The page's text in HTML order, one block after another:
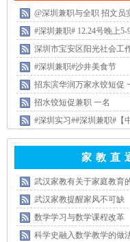
@深圳兼职与全职 招文员
#深圳兼职# 12.24号晚上5-
深圳市宝安区阳光社会工
#深圳兼职#沙井美食节
招东滨华润万家水饺短促
招水饺短促兼职 一名
#深圳实习##深圳兼职#【
家 教 直
武汉家教有关于家庭教育
武汉家教提醒家风不可缺
数学学习与数学课程改革
科学史融入数学教学的做